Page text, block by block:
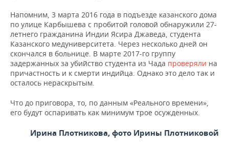
Напомним, 3 марта 2016 года в подъезде казанского дома
по улице Карбышева с пробитой головой обнаружили 27-
летнего гражданина Индии Ясира Джаведа, студента
Казанского медуниверситета. Через несколько дней он
скончался в больнице. В марте 2017-го группу
задержанных за убийство студента из Чада проверяли на
причастность и к смерти индийца. Однако это дело так и
осталось нераскрытым.
Что до приговора, то, по данным «Реального времени»,
его будут оспаривать как минимум трое осужденных.
Ирина Плотникова, фото Ирины Плотниковой